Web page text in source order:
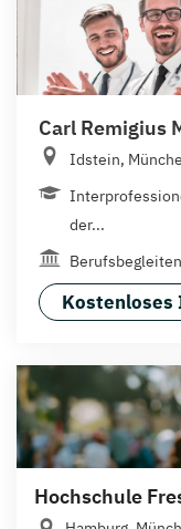
Carl Remigius
Idstein,
der...
Hochschule